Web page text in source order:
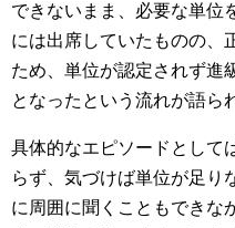
できないまま、必要な単位
には出席していたものの、
ため、単位が認定されず進
となったという流れが語ら
具体的なエピソードとして
らず、気づけば単位が足り
に周囲に聞くこともできな